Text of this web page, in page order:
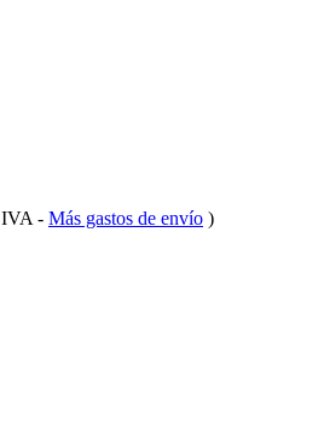
- Más gastos de envío )